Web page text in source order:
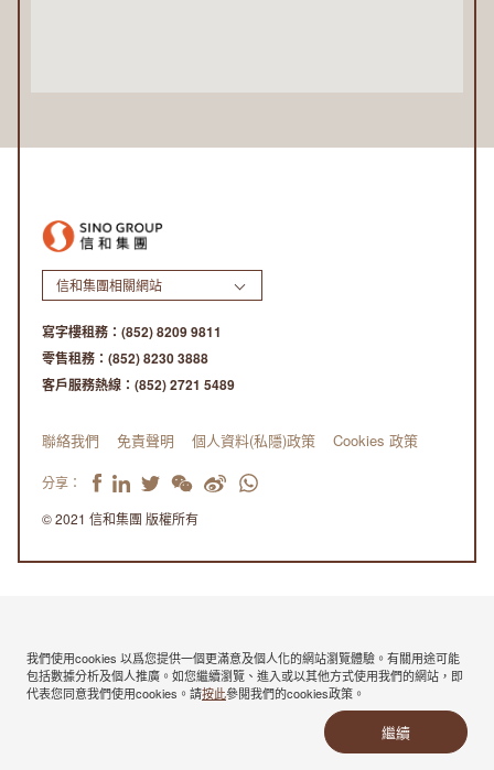
我們使用cookies 以爲您提供一個更滿意及個人化的網站瀏覽體驗。有關用途可能
包括數據分析及個人推廣。如您繼續瀏覽、進入或以其他方式使用我們的網站，即
代表您同意我們使用cookies。請按此參閲我們的cookies政策。
繼續
信和集團相關網站
寫字樓租務： (852) 8209 9811
零售租務： (852) 8230 3888
客戶服務熱線： (852) 2721 5489
聯絡我們 免責聲明 個人資料(私隱)政策 Cookies 政策
© 2021 信和集團 版權所有
分享：